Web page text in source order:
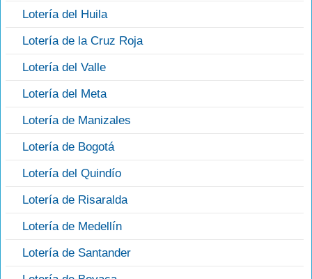
Lotería del Huila
Lotería de la Cruz Roja
Lotería del Valle
Lotería del Meta
Lotería de Manizales
Lotería de Bogotá
Lotería del Quindío
Lotería de Risaralda
Lotería de Medellín
Lotería de Santander